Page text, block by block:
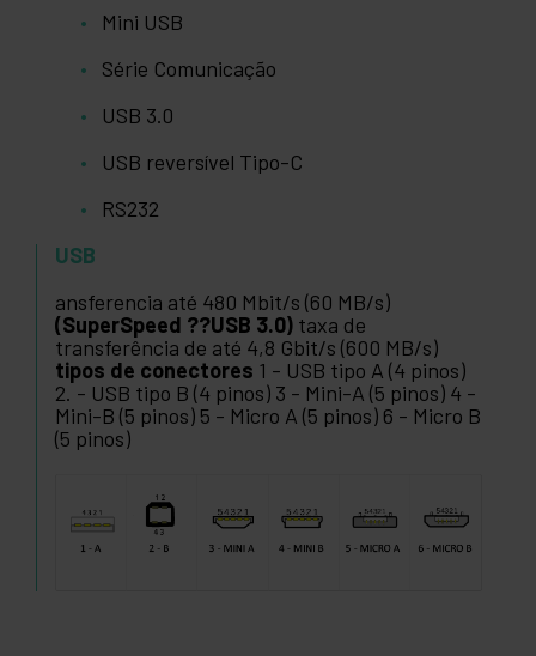
Mini USB
Série Comunicação
USB 3.0
USB reversível Tipo-C
RS232
USB
ansferencia até 480 Mbit/s (60 MB/s)
(SuperSpeed ??USB 3.0) taxa de
transferência de até 4,8 Gbit/s (600 MB/s)
tipos de conectores 1 - USB tipo A (4 pinos)
2. - USB tipo B (4 pinos) 3 - Mini-A (5 pinos) 4 -
Mini-B (5 pinos) 5 - Micro A (5 pinos) 6 - Micro B
(5 pinos)